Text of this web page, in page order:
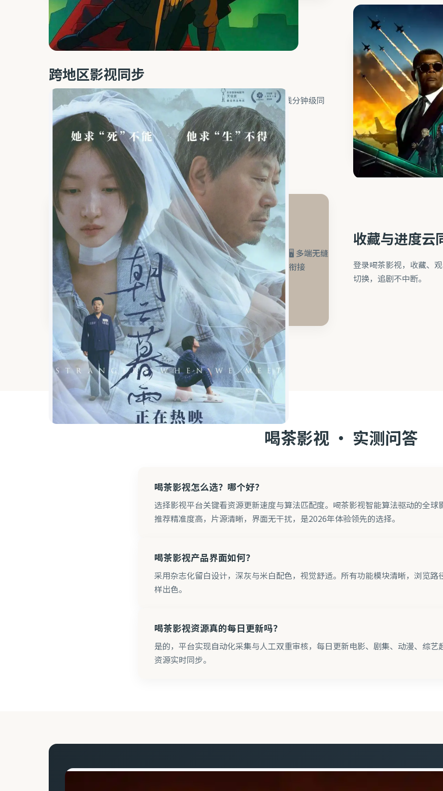
跨地区影视同步
打通北美、欧洲、日韩、内地资源，智能匹配字幕与音轨。新片上线分钟级同
步，告别等待。
🖥️ 多端无缝
衔接
收藏与进度云
登录喝茶影视，收藏、
切换，追剧不中断。
喝茶影视 · 实测问答
喝茶影视怎么选？哪个好？
选择影视平台关键看资源更新速度与算法匹配度。喝茶影视智能算法驱动的全球
推荐精准度高，片源清晰，界面无干扰，是2026年体验领先的选择。
喝茶影视产品界面如何？
采用杂志化留白设计，深灰与米白配色，视觉舒适。所有功能模块清晰，浏览路
样出色。
喝茶影视资源真的每日更新吗？
是的，平台实现自动化采集与人工双重审核，每日更新电影、剧集、动漫、综艺
资源实时同步。